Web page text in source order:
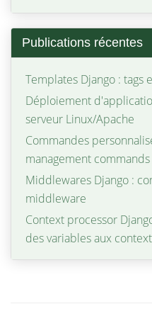
Publications récentes
Templates Django : tags
Déploiement
serveur Linux/Apache
Commandes
management commands
Middlewares Django :
middleware
Context processor
des variables aux